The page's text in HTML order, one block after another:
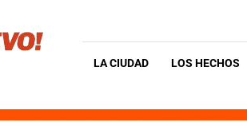
LA CIUDAD LOS HECHOS